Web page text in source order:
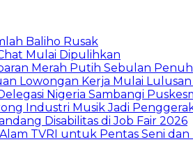
Baliho Rusak
Mulai Dipulihkan
Merah Putih Sebulan Penuh
Lowongan Kerja Mulai Lulusan
Nigeria Sambangi
Industri Musik Jadi
Disabilitas di Job Fair 2026
TVRI untuk Pentas Seni dan